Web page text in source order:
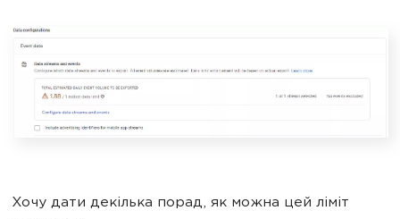
Хочу дати декілька порад, як можна цей ліміт